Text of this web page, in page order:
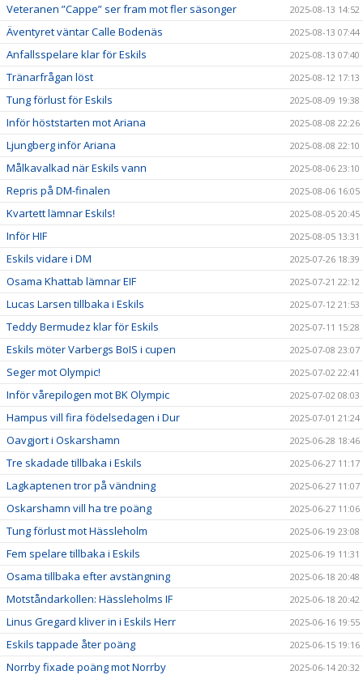
Veteranen ”Cappe” ser fram mot fler säsonger 2025-08-13 14:52
Äventyret väntar Calle Bodenäs 2025-08-13 07:44
Anfallsspelare klar för Eskils 2025-08-13 07:40
Tränarfrågan löst 2025-08-12 17:13
Tung förlust för Eskils 2025-08-09 19:38
Inför höststarten mot Ariana 2025-08-08 22:26
Ljungberg inför Ariana 2025-08-08 22:10
Målkavalkad när Eskils vann 2025-08-06 23:10
Repris på DM-finalen 2025-08-06 16:05
Kvartett lämnar Eskils! 2025-08-05 20:45
Inför HIF 2025-08-05 13:31
Eskils vidare i DM 2025-07-26 18:39
Osama Khattab lämnar EIF 2025-07-21 22:12
Lucas Larsen tillbaka i Eskils 2025-07-12 21:53
Teddy Bermudez klar för Eskils 2025-07-11 15:28
Eskils möter Varbergs BoIS i cupen 2025-07-08 23:07
Seger mot Olympic! 2025-07-02 22:41
Inför vårepilogen mot BK Olympic 2025-07-02 08:03
Hampus vill fira födelsedagen i Dur 2025-07-01 21:24
Oavgjort i Oskarshamn 2025-06-28 18:46
Tre skadade tillbaka i Eskils 2025-06-27 11:17
Lagkaptenen tror på vändning 2025-06-27 11:07
Oskarshamn vill ha tre poäng 2025-06-27 11:06
Tung förlust mot Hässleholm 2025-06-19 23:08
Fem spelare tillbaka i Eskils 2025-06-19 11:31
Osama tillbaka efter avstängning 2025-06-18 20:48
Motståndarkollen: Hässleholms IF 2025-06-18 20:42
Linus Gregard kliver in i Eskils Herr 2025-06-16 19:55
Eskils tappade åter poäng 2025-06-15 19:16
Norrby fixade poäng mot Norrby 2025-06-14 20:32